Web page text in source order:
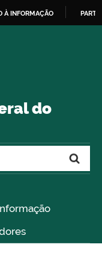
À INFORMAÇÃO
do